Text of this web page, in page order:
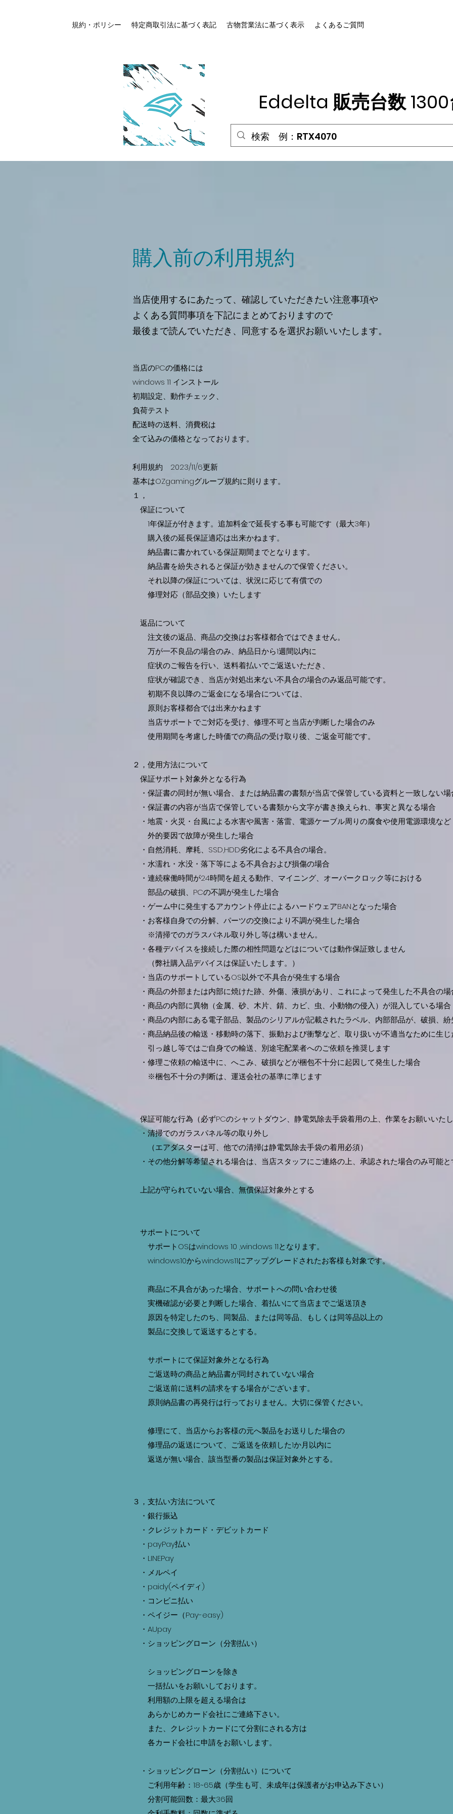
規約・ポリシー 特定商取引法に基づく表記 古物営業法に基づく表示 よくあるご質問
Eddelta 販売台数
​​購入前の利用規約
当店使用するにあたって、確認していただきたい注意事項や
よくある質問事項を下記にまとめておりますので
最後まで読んでいただき、同意するを選択お願いいたします。
当店のPCの価格には
windows 11 インストール
初期設定、動作チェック、
負荷テスト
配送時の送料、消費税は
全て込みの価格となっております。
利用規約 2023/11/6更新
基本はOZgamingグループ規約に則ります。
１，
保証について
1年保証が付きます。追加料金で延長する事も可能です（最大3年）
購入後の延長保証適応は出来かねます。
納品書に書かれている保証期間までとなります。
納品書を紛失されると保証が効きませんので保管ください。
それ以降の保証については、状況に応じて有償での
修理対応（部品交換）いたします
返品について
注文後の返品、商品の交換はお客様都合ではできません。
万が一不良品の場合のみ、納品日から1週間以内に
症状のご報告を行い、送料着払いでご返送いただき、
症状が確認でき、当店が対処出来ない不具合の場合のみ返品可能です。
初期不良以降のご返金になる場合については、
原則お客様都合では出来かねます
当店サポートでご対応を受け、修理不可と当店が判断した場合のみ
使用期間を考慮した時価での商品の受け取り後、ご返金可能です。
２，使用方法について
保証サポート対象外となる行為
・保証書の同封が無い場合、または納品書の書類が当店で保管している資料と一致しない場
・保証書の内容が当店で保管している書類から文字が書き換えられ、事実と異なる場合
・地震・火災・台風による水害や風害・落雷、電源ケーブル周りの腐食や使用電源環境など
外的要因で故障が発生した場合
・ 自然消耗、摩耗、SSD,HDD劣化による不具合の場合。
・水濡れ・水没・落下等による不具合および損傷の場合
・連続稼働時間が24時間を超える動作、マイニング、オーバークロック等における
部品の破損、PCの不調が発生した場合
・ゲーム中に発生するアカウント停止によるハードウェアBANとなった場合
・お客様自身での分解、パーツの交換により不調が発生した場合
※清掃でのガラスパネル取り外し等は構いません。
・各種デバイスを接続した際の相性問題などはについては動作保証致しません
（弊社購入品デバイスは保証いたします。）
・当店のサポートしているOS以外で不具合が発生する場合
・商品の外部または内部に焼けた跡、外傷、液損があり、これによって発生した不具合の場
・商品の内部に異物（金属、砂、木片、錆、カビ、虫、小動物の侵入）が混入している場合
・商品の内部にある電子部品、製品のシリアルが記載されたラベル、内部部品が、破損、
・商品納品後の輸送・移動時の落下、振動および衝撃など、取り扱いが不適当なために生
引っ越し等ではご自身での輸送、別途宅配業者へのご依頼を推奨します
・修理ご依頼の輸送中に、へこみ、破損などが梱包不十分に起因して発生した場合
※梱包不十分の判断は、運送会社の基準に準じます
保証可能な行為（必ずPCのシャットダウン、静電気除去手袋着用の上、作業をお願いいた
・清掃でのガラスパネル等の取り外し
（エアダスターは可、他での清掃は静電気除去手袋の着用必須）
・その他分解等希望される場合は、当店スタッフにご連絡の上、承認された場合のみ可能と
上記が守られていない場合、無償保証対象外とする
サポートについて
サポートOSはwindows 10 ,windows 11となります。
windows10からwindows11にアップグレードされたお客様も対象です。
商品に不具合があった場合、サポートへの問い合わせ後
実機確認が必要と判断した場合、着払いにて当店までご返送頂き
原因を特定したのち、同製品、または同等品、もしくは同等品以上の
製品に交換して返送するとする。
サポートにて保証対象外となる行為
ご返送時の商品と納品書が同封されていない場合
ご返送前に送料の請求をする場合がございます。
原則納品書の再発行は行っておりません。大切に保管ください。
修理にて、当店からお客様の元へ製品をお送りした場合の
修理品の返送について、ご返送を依頼した1か月以内に
返送が無い場合、該当型番の製品は保証対象外とする。
３，支払い方法について
・銀行振込
・クレジットカード・デビットカード
・payPay払い
・LINEPay
・メルペイ
・paidy(ペイディ)
・コンビニ払い
・ペイジー（Pay-easy)
​ ・AUpay
・ショッピングローン（分割払い）
ショッピングローンを除き
一括払いをお願いしております。
利用額の上限を超える場合は
あらかじめカード会社にご連絡下さい。
また、クレジットカードにて分割にされる方は
各カード会社に申請をお願いします。
・ショッピングローン（分割払い）について
ご利用年齢：18~65歳（学生も可、未成年は保護者がお申込み下さい）
分割可能回数：最大36回